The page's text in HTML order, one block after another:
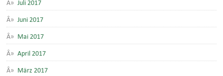
Juli 2017
Juni 2017
Mai 2017
April 2017
März 2017